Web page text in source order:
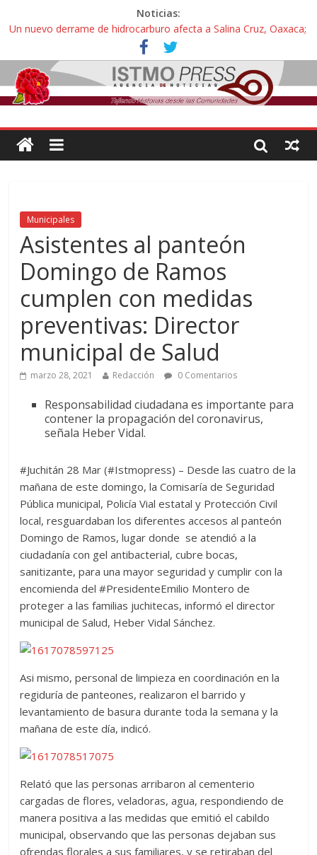
Noticias:
Un nuevo derrame de hidrocarburo afecta a Salina Cruz, Oaxaca;
ahora pescadores de Salinas del Marqués denuncian daños de
Pemex
Ángel, el joven autista expulsado por la Universidad Bienestar de
Ixtepec, Oaxaca vuelve a las aulas tras amparo
Familiares de periodista Alejandro Leyva se reúnen con titular de
intelectuales de su asesinato
Alertan pescadores de Juchitán, Oaxaca de nuevo despojo de su
Municipales
Asistentes al panteón
Domingo de Ramos
cumplen con medidas
preventivas: Director
municipal de Salud
marzo 28, 2021 Redacción 0 Comentarios
Responsabilidad ciudadana es importante para
contener la propagación del coronavirus,
señala Heber Vidal.
#Juchitán 28 Mar (#Istmopress) – Desde las cuatro de la
mañana de este domingo,la Comisaría de Seguridad
Pública municipal, Policía Vial estatal y Protección Civil
local, resguardaban los diferentes accesos al panteón
Domingo de Ramos, lugar donde se atendió a la
ciudadanía con gel antibacterial, cubre bocas,
sanitizante, para una mayor seguridad y cumplir con la
encomienda del #PresidenteEmilio Montero de
proteger a las familias juchitecas,informó el director
municipal de Salud, Heber Vidal Sánchez.
Asi mismo, personal de limpieza en coordinación en la
regiduría de panteones, realizaron el barrido y
levantamiento de basura durante toda la semana y la
mañana de este día, indicó.
Relató que las personas arribaron al cementerio
cargadas de flores, veladoras, agua, respondiendo de
manera positiva a las medidas que emitió el cabildo
municipal, observando que las personas dejaban sus
ofrendas florales a sus familiares, y se retiraban del